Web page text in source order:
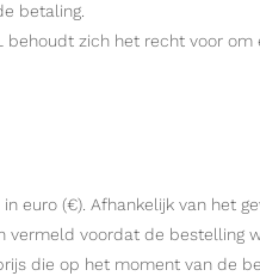
betaling.
behoudt zich het recht voor
euro (€). Afhankelijk van het
vermeld voordat de bestelling
die op het moment van de